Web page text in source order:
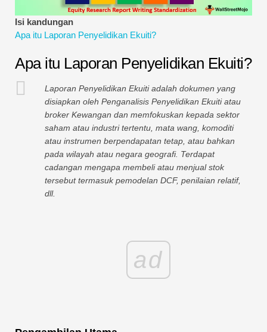
Tutorial Pemodelan Kewangan
Bentuk penuh
Tutorial Pengurusan Risiko
Isi kandungan
Apa itu Laporan Penyelidikan Ekuiti?
Apa itu Laporan Penyelidikan Ekuiti?
Laporan Penyelidikan Ekuiti adalah dokumen yang
disiapkan oleh Penganalisis Penyelidikan Ekuiti atau
broker Kewangan dan memfokuskan kepada sektor
saham atau industri tertentu, mata wang, komoditi
atau instrumen berpendapatan tetap, atau bahkan
pada wilayah atau negara geografi. Terdapat
cadangan mengapa membeli atau menjual stok
tersebut termasuk pemodelan DCF, penilaian relatif,
dll.
ad